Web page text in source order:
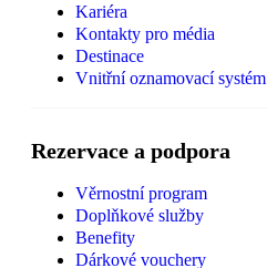
Kariéra
Kontakty pro média
Destinace
Vnitřní oznamovací systém
Rezervace a podpora
Věrnostní program
Doplňkové služby
Benefity
Dárkové vouchery